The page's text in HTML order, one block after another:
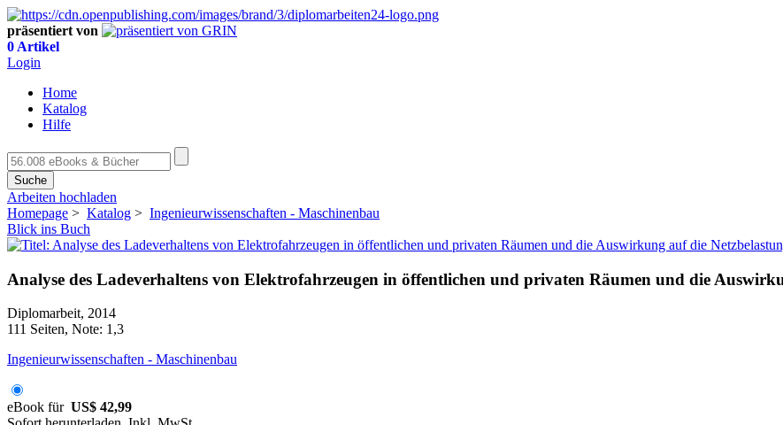
präsentiert von
0 Artikel
Login
Home
Katalog
Hilfe
Suche
Arbeiten hochladen
Homepage > Katalog > Ingenieurwissenschaften - Maschinenbau
Blick ins Buch
Analyse des Ladeverhaltens von Elektrofahrzeugen in öffentlichen und privaten Räumen und die
Diplomarbeit, 2014
111 Seiten, Note: 1,3
Ingenieurwissenschaften - Maschinenbau
eBook für US$ 42,99